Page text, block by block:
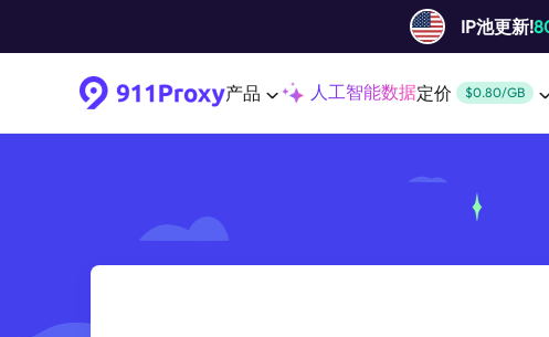
IP池更新!
产品 人工智能数据定价 $0.80/GB